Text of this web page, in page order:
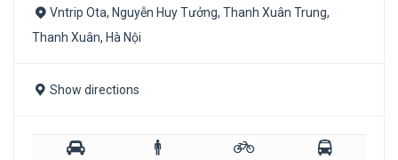
Vntrip Ota, Nguyễn Huy Tưởng, Thanh Xuân Trung,
Thanh Xuân, Hà Nội
Show directions